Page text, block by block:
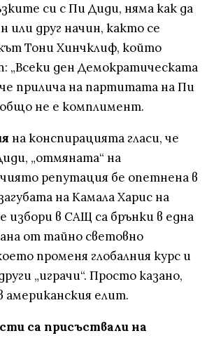
си с Пи Диди, няма как да
или друг начин, както се
Тони Хинчклиф, който
„Всеки ден Демократическата
прилича на партитата на Пи
не е комплимент.
на конспирацията гласи, че
„отмяната“ на
репутация бе опетнена в
на Камала Харис на
избори в САЩ са брънки в една
от тайно световно
променя глобалния курс и
„играчи“. Просто казано,
американския елит.
са присъствали на